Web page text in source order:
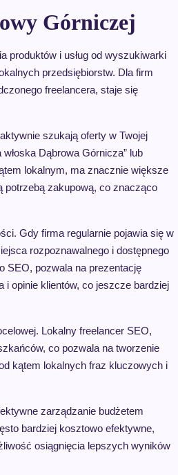
Górniczej
produktów i usług od wyszukiwarki
przedsiębiorstw. Dla firm
freelancera, staje się
szukają oferty w Twojej
Dąbrowa Górnicza” lub
lokalnym, ma znacznie większe
potrzebą zakupową, co znacząco
Gdy firma regularnie pojawia się w
rozpoznawalnego i dostępnego
SEO, pozwala na prezentację
i opinie klientów, co jeszcze bardziej
Lokalny freelancer SEO,
co pozwala na tworzenie
kątem lokalnych fraz kluczowych i
zarządzanie budżetem
bardziej kosztowo efektywne,
osiągnięcia lepszych wyników